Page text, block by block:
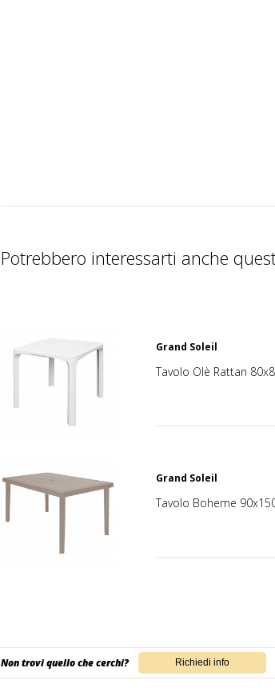
Potrebbero interessarti anche
Grand Soleil
Tavolo Olè Rattan
Grand Soleil
Tavolo Boheme
Non trovi quello che cerchi?